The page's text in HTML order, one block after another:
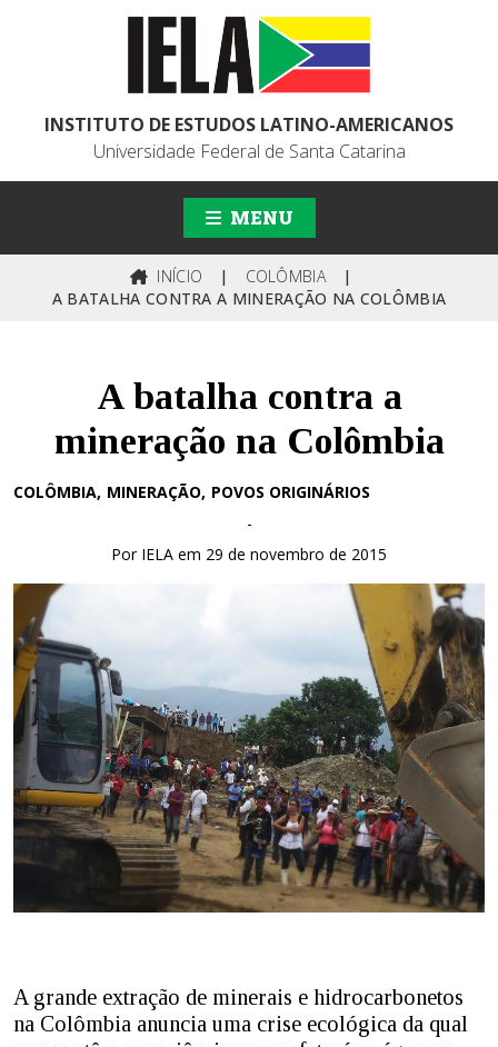
INSTITUTO DE ESTUDOS LATINO-AMERICANOS
Universidade Federal de Santa Catarina
MENU
INÍCIO | COLÔMBIA
|
A BATALHA CONTRA A MINERAÇÃO NA COLÔMBIA
A batalha contra a
mineração na Colômbia
COLÔMBIA MINERAÇÃO POVOS ORIGINÁRIOS
-
Por IELA em 29 de novembro de 2015
A grande extração de minerais e hidrocarbonetos
na Colômbia anuncia uma crise ecológica da qual